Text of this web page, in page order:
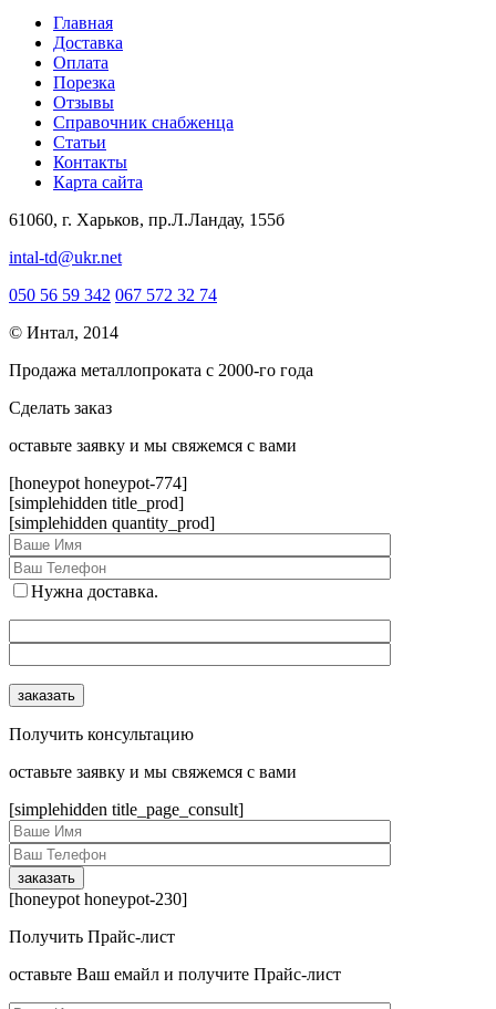
Главная
Доставка
Оплата
Порезка
Отзывы
Справочник снабженца
Статьи
Контакты
Карта сайта
61060, г. Харьков, пр.Л.Ландау, 155б
intal-td@ukr.net
050 56 59 342 067 572 32 74
© Интал, 2014
Продажа металлопроката с 2000-го года
Сделать заказ
оcтавьте заявку и мы свяжемся с вами
[honeypot honeypot-774]
[simplehidden title_prod]
[simplehidden quantity_prod]
Нужна доставка.
Получить консультацию
оcтавьте заявку и мы свяжемся с вами
[simplehidden title_page_consult]
[honeypot honeypot-230]
Получить Прайс-лист
оcтавьте Ваш емайл и получите Прайс-лист